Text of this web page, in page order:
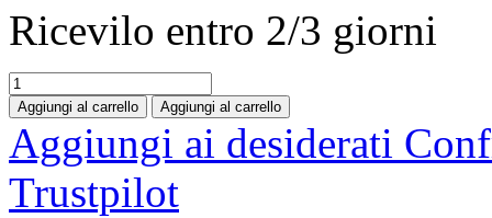
Ricevilo entro 2/3 giorni
Aggiungi al carrello Aggiungi al carrello
Aggiungi ai desiderati
Trustpilot